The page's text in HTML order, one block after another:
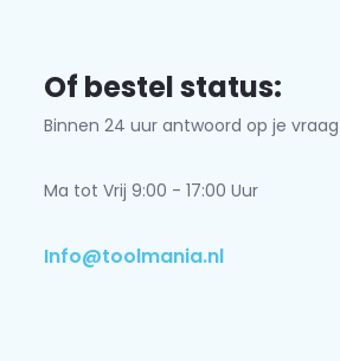
Of bestel status:
Binnen 24 uur antwoord op je
Ma tot Vrij 9:00 - 17:00 Uur
Info@toolmania.nl